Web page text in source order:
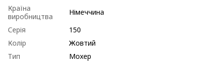
Країна
виробництва
Німеччина
Серія
150
Колір
Жовтий
Тип
Мохер